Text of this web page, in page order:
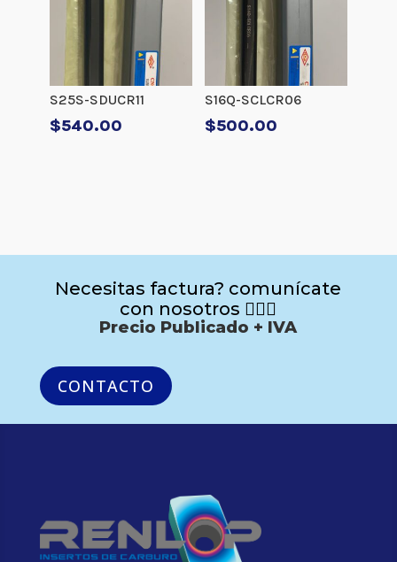
S25S-SDUCR11
$540.00
S16Q-SCLCR06
$500.00
Necesitas factura? comunícate
con nosotros 🙋🏻‍♂️
Precio Publicado + IVA
CONTACTO